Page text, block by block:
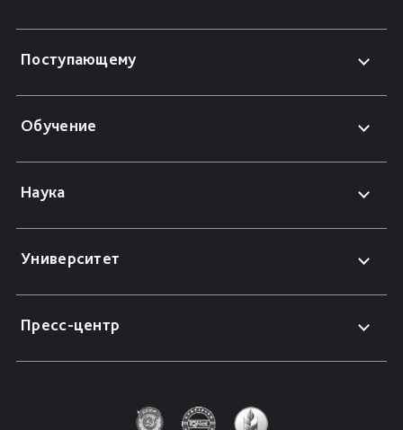
Поступающему
Обучение
Наука
Университет
Пресс-центр